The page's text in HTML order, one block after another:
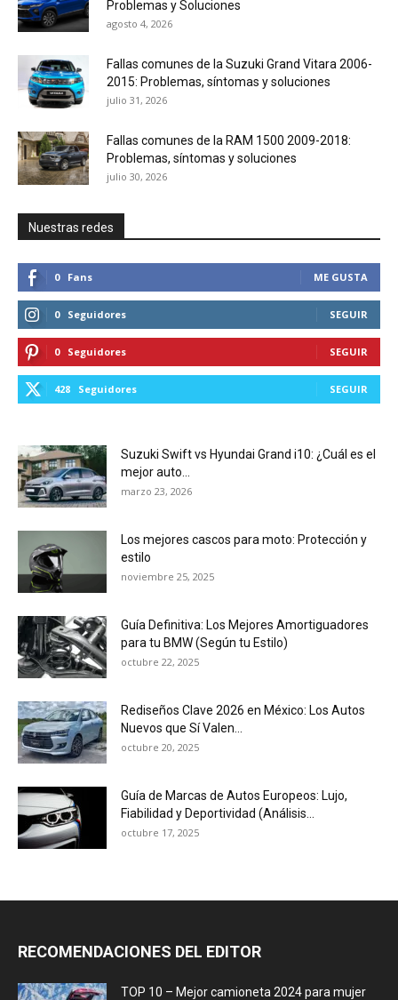
Problemas y Soluciones
agosto 4, 2026
Fallas comunes de la Suzuki Grand Vitara 2006-
2015: Problemas, síntomas y soluciones
julio 31, 2026
Fallas comunes de la RAM 1500 2009-2018:
Problemas, síntomas y soluciones
julio 30, 2026
Nuestras redes
0 Fans ME GUSTA
0 Seguidores SEGUIR
0 Seguidores SEGUIR
428 Seguidores SEGUIR
Suzuki Swift vs Hyundai Grand i10: ¿Cuál es el
mejor auto...
marzo 23, 2026
Los mejores cascos para moto: Protección y
estilo
noviembre 25, 2025
Guía Definitiva: Los Mejores Amortiguadores
para tu BMW (Según tu Estilo)
octubre 22, 2025
Rediseños Clave 2026 en México: Los Autos
Nuevos que Sí Valen...
octubre 20, 2025
Guía de Marcas de Autos Europeos: Lujo,
Fiabilidad y Deportividad (Análisis...
octubre 17, 2025
RECOMENDACIONES DEL EDITOR
TOP 10 – Mejor camioneta 2024 para mujer